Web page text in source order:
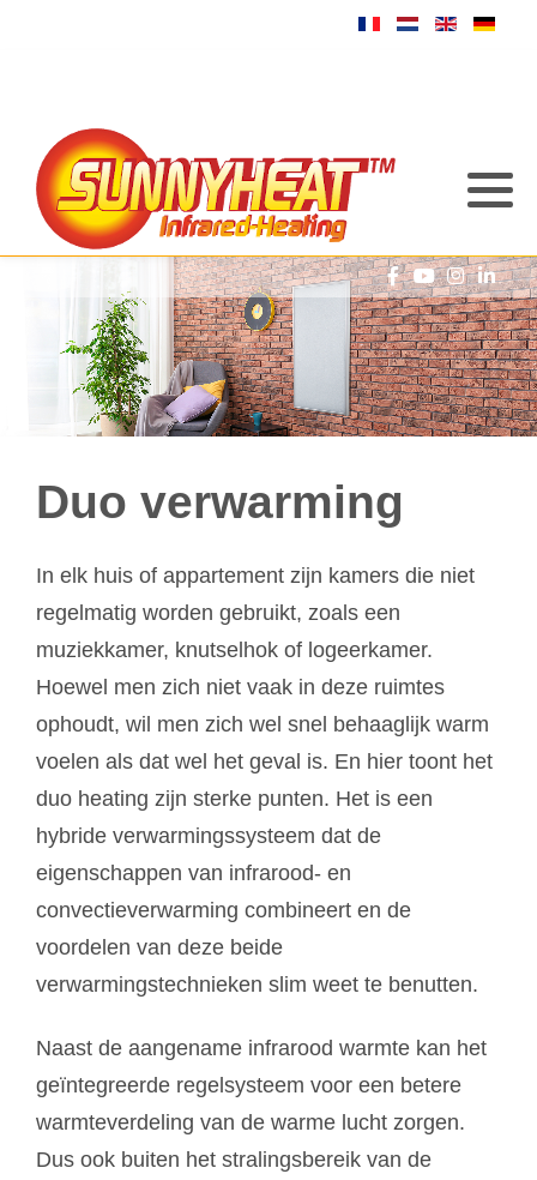
Duo verwarming
In elk huis of appartement zijn kamers die niet
regelmatig worden gebruikt, zoals een
muziekkamer, knutselhok of logeerkamer.
Hoewel men zich niet vaak in deze ruimtes
ophoudt, wil men zich wel snel behaaglijk warm
voelen als dat wel het geval is. En hier toont het
duo heating zijn sterke punten. Het is een
hybride verwarmingssysteem dat de
eigenschappen van infrarood- en
convectieverwarming combineert en de
voordelen van deze beide
verwarmingstechnieken slim weet te benutten.
Naast de aangename infrarood warmte kan het
geïntegreerde regelsysteem voor een betere
warmteverdeling van de warme lucht zorgen.
Dus ook buiten het stralingsbereik van de